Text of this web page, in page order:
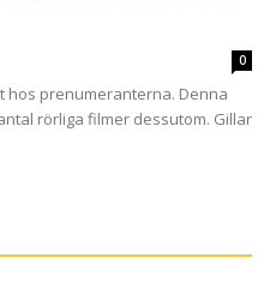
0
hos prenumeranterna. Denna
rörliga filmer dessutom. Gillar